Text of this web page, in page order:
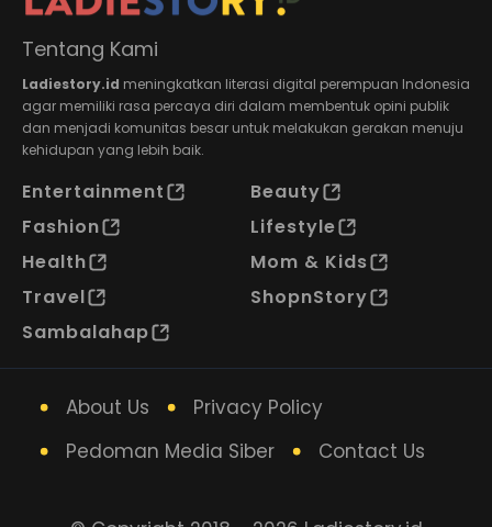
Tentang Kami
Ladiestory.id meningkatkan literasi digital perempuan Indonesia
agar memiliki rasa percaya diri dalam membentuk opini publik
dan menjadi komunitas besar untuk melakukan gerakan menuju
kehidupan yang lebih baik.
Entertainment
Beauty
Fashion
Lifestyle
Health
Mom & Kids
Travel
ShopnStory
Sambalahap
About Us
Privacy Policy
Pedoman Media Siber
Contact Us